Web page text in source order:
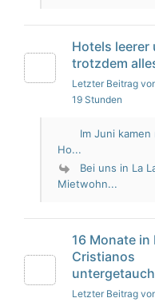
Hotels leerer
trotzdem
Letzter Beitrag
19 Stunden
Im Juni
Ho...
Bei uns in La
Mietwohn...
16 Monate in
Cristianos
Letzter Beitrag